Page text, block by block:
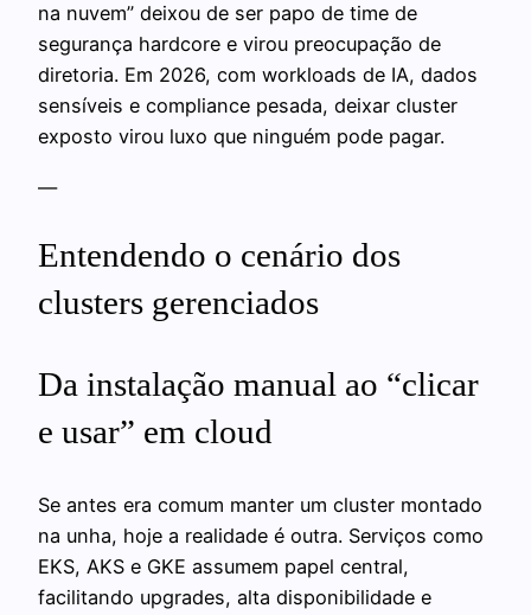
na nuvem” deixou de ser papo de time de
segurança hardcore e virou preocupação de
diretoria. Em 2026, com workloads de IA, dados
sensíveis e compliance pesada, deixar cluster
exposto virou luxo que ninguém pode pagar.
—
Entendendo o cenário dos
clusters gerenciados
Da instalação manual ao “clicar
e usar” em cloud
Se antes era comum manter um cluster montado
na unha, hoje a realidade é outra. Serviços como
EKS, AKS e GKE assumem papel central,
facilitando upgrades, alta disponibilidade e